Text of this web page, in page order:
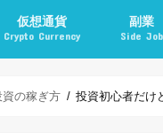
仮想通貨
Crypto Currency
副業
Side Job
の稼ぎ方 投資初心者だけ